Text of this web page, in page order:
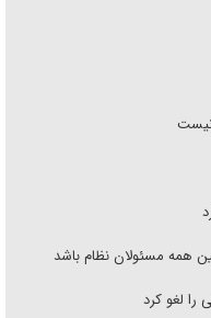
نیست
همه مسئولان نظام باشد
را لغو کرد